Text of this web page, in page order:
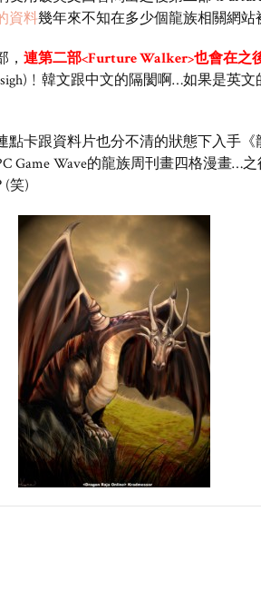
資料幾年來不知在多少個龍族相關網站
連第二部<Furture Walker>也會在之
韓文跟中文的隔閡啊…如果是英
卡跟資料片也分不清的狀態下入手《
Game Wave的龍族周刊畫四格漫畫…
(笑)